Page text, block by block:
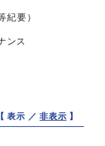
紀要）
ンス
【 表示 ／非表示 】